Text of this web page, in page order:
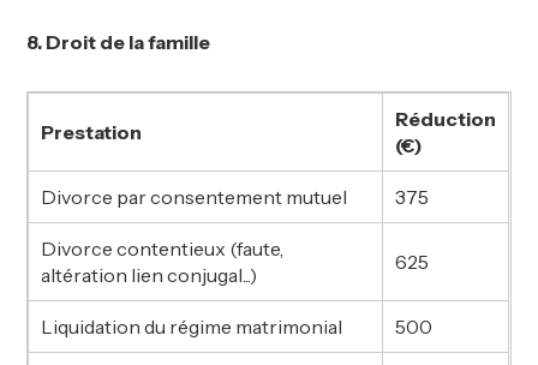
8. Droit de la famille
Prestation
Réduction
(€)
Divorce par consentement mutuel 375
Divorce contentieux (faute,
altération lien conjugal...)
625
Liquidation du régime matrimonial 500